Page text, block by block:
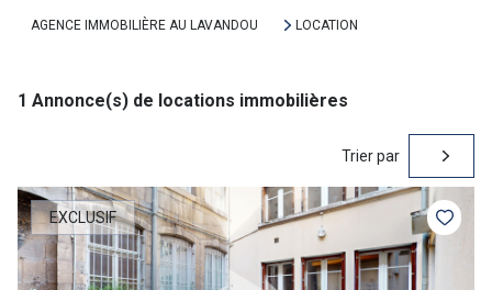
AGENCE IMMOBILIÈRE AU LAVANDOU LOCATION
1 Annonce(s) de locations immobilières
Trier par
EXCLUSIF